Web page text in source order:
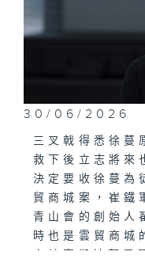
30/06/2026
三叉戟得悉徐蔓
救下後立志將來
決定要收徐蔓為
貿商城案，崔鐵
青山會的創始人
時也是雲貿商城